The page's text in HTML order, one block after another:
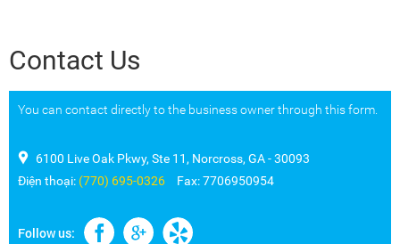
Contact Us
You can contact directly to the business owner through this form.
6100 Live Oak Pkwy, Ste 11, Norcross, GA - 30093
Điện thoại: (770) 695-0326 Fax:7706950954
Follow us: